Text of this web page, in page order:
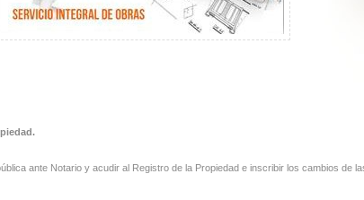
ante Notario y acudir al Registro de la Propiedad e inscribir los cambios de